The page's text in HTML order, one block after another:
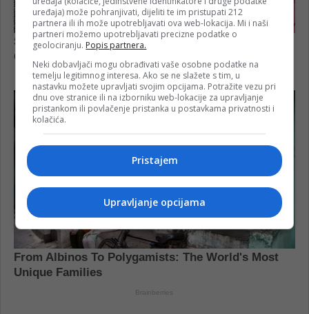
uređaja) može pohranjivati, dijeliti te im pristupati 212
partnera ili ih može upotrebljavati ova web-lokacija. Mi i naši
partneri možemo upotrebljavati precizne podatke o
geolociranju. Popis partnera.
Neki dobavljači mogu obrađivati vaše osobne podatke na
temelju legitimnog interesa. Ako se ne slažete s tim, u
nastavku možete upravljati svojim opcijama. Potražite vezu pri
dnu ove stranice ili na izborniku web-lokacije za upravljanje
pristankom ili povlačenje pristanka u postavkama privatnosti i
kolačića.
Pristajem
Upravljanje opcijama